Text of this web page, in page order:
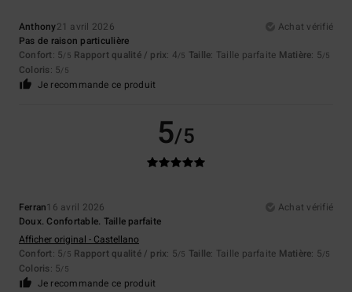
Anthony21 avril 2026
Achat vérifié
Pas de raison particulière
Confort: 5/5 Rapport qualité / prix: 4/5 Taille: Taille parfaite Matière: 5/5
Coloris: 5/5
Je recommande ce produit
5/5
Ferran16 avril 2026
Achat vérifié
Doux. Confortable. Taille parfaite
Afficher original - Castellano
Confort: 5/5 Rapport qualité / prix: 5/5 Taille: Taille parfaite Matière: 5/5
Coloris: 5/5
Je recommande ce produit